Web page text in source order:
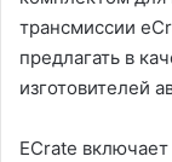
трансмиссии
предлагать в
изготовителей
ECrate